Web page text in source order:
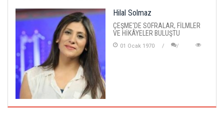
Hilal Solmaz
ÇEŞME'DE SOFRALAR, FİLMLER
VE HİKÂYELER BULUŞTU
01 Ocak 1970